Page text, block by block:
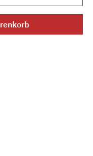
Wert ein